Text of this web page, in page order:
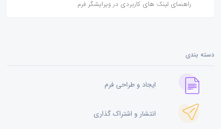
راهنمای لینک های کاربردی در ویرایشگر فرم
دسته بندی
ایجاد و طراحی فرم
انتشار و اشتراک گذاری